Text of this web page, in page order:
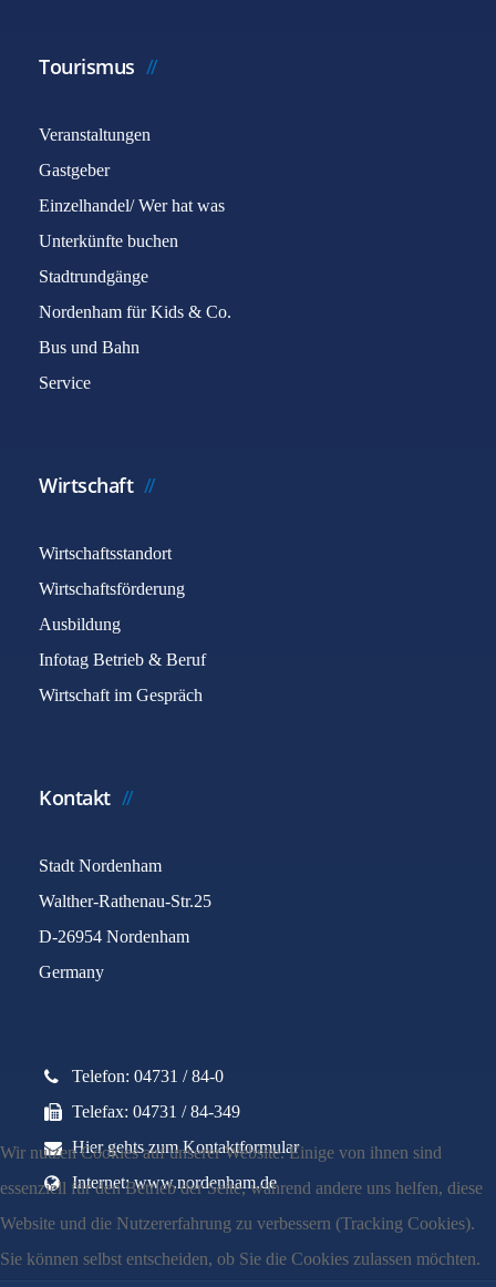
Tourismus
Veranstaltungen
Gastgeber
Einzelhandel/ Wer hat was
Unterkünfte buchen
Stadtrundgänge
Nordenham für Kids & Co.
Bus und Bahn
Service
Wirtschaft
Wirtschaftsstandort
Wirtschaftsförderung
Ausbildung
Infotag Betrieb & Beruf
Wirtschaft im Gespräch
Kontakt
Stadt Nordenham
Walther-Rathenau-Str.25
D-26954 Nordenham
Germany
Telefon: 04731 / 84-0
Telefax: 04731 / 84-349
Hier gehts zum Kontaktformular
Internet: www.nordenham.de
Wir nutzen Cookies auf unserer Website. Einige von ihnen sind
essenziell für den Betrieb der Seite, während andere uns helfen, diese
Website und die Nutzererfahrung zu verbessern (Tracking Cookies).
Sie können selbst entscheiden, ob Sie die Cookies zulassen möchten.